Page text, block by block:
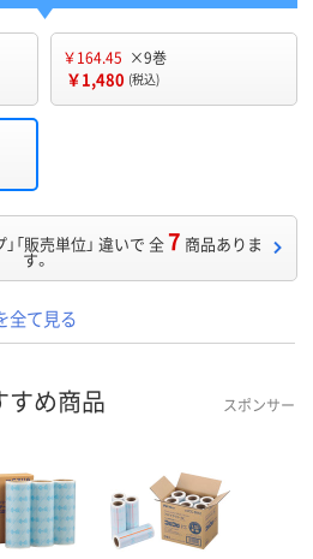
￥164.45 ×9巻
￥1,480 (税込)
「販売単位」 違いで 全7 商品ありま
す。
全て見る
すめ商品 スポンサー